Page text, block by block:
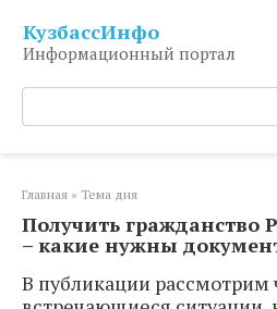
контенту
КузбассИнфо
Информационный портал
Поиск:
Главная » Тема дня
Получить гражданство
– какие нужны
В публикации рассмотрим